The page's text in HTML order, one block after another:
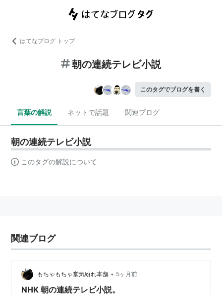
はてなブログ トップ
朝の連続テレビ小説
このタグでブログを書く
言葉の解説 ネットで話題 関連ブログ
朝の連続テレビ小説
このタグの解説について
関連ブログ
もちゃもちゃ堂気紛れ本舗 • 5ヶ月前
NHK 朝の連続テレビ小説。